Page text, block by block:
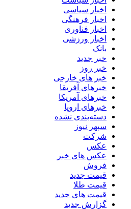
اخبار سیاسی
اخبار فرهنگی
اخبار فناوری
اخبار ورزشی
بانک
خبر جدید
خبر روز
خبر های خارجی
خبرهای آفریقا
خبرهای آمریکا
خبرهای اروپا
دسته‌بندی نشده
سپهر نیوز
شرکت
عکس
عکس های خبر
فروش
قیمت جدید
قیمت طلا
قیمت های جدید
گزارش جدید